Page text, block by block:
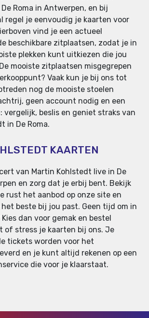
Roma in Antwerpen, en bij
regel je eenvoudig je kaarten voor
vind je een actueel
beschikbare zitplaatsen, zodat je in
plekken kunt uitkiezen die jou
mooiste zitplaatsen misgegrepen
Vaak kun je bij ons tot
nog de mooiste stoelen
geen account nodig en een
vergelijk, beslis en geniet straks van
in De Roma.
KAARTEN
van Martin Kohlstedt live in De
en zorg dat je erbij bent. Bekijk
rust het aanbod op onze site en
het beste bij jou past. Geen tijd om in
dan voor gemak en bestel
of stress je kaarten bij ons. Je
tickets worden voor het
en je kunt altijd rekenen op een
die voor je klaarstaat.